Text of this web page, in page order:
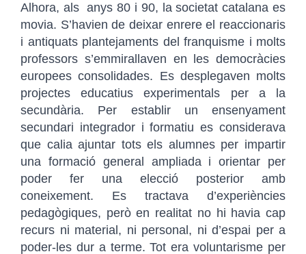
Alhora, als anys 80 i 90, la societat catalana es
movia. S’havien de deixar enrere el reaccionaris
i antiquats plantejaments del franquisme i molts
professors s’emmirallaven en les democràcies
europees consolidades. Es desplegaven molts
projectes educatius experimentals per a la
secundària. Per establir un ensenyament
secundari integrador i formatiu es considerava
que calia ajuntar tots els alumnes per impartir
una formació general ampliada i orientar per
poder fer una elecció posterior amb
coneixement. Es tractava d’experiències
pedagògiques, però en realitat no hi havia cap
recurs ni material, ni personal, ni d’espai per a
poder-les dur a terme. Tot era voluntarisme per